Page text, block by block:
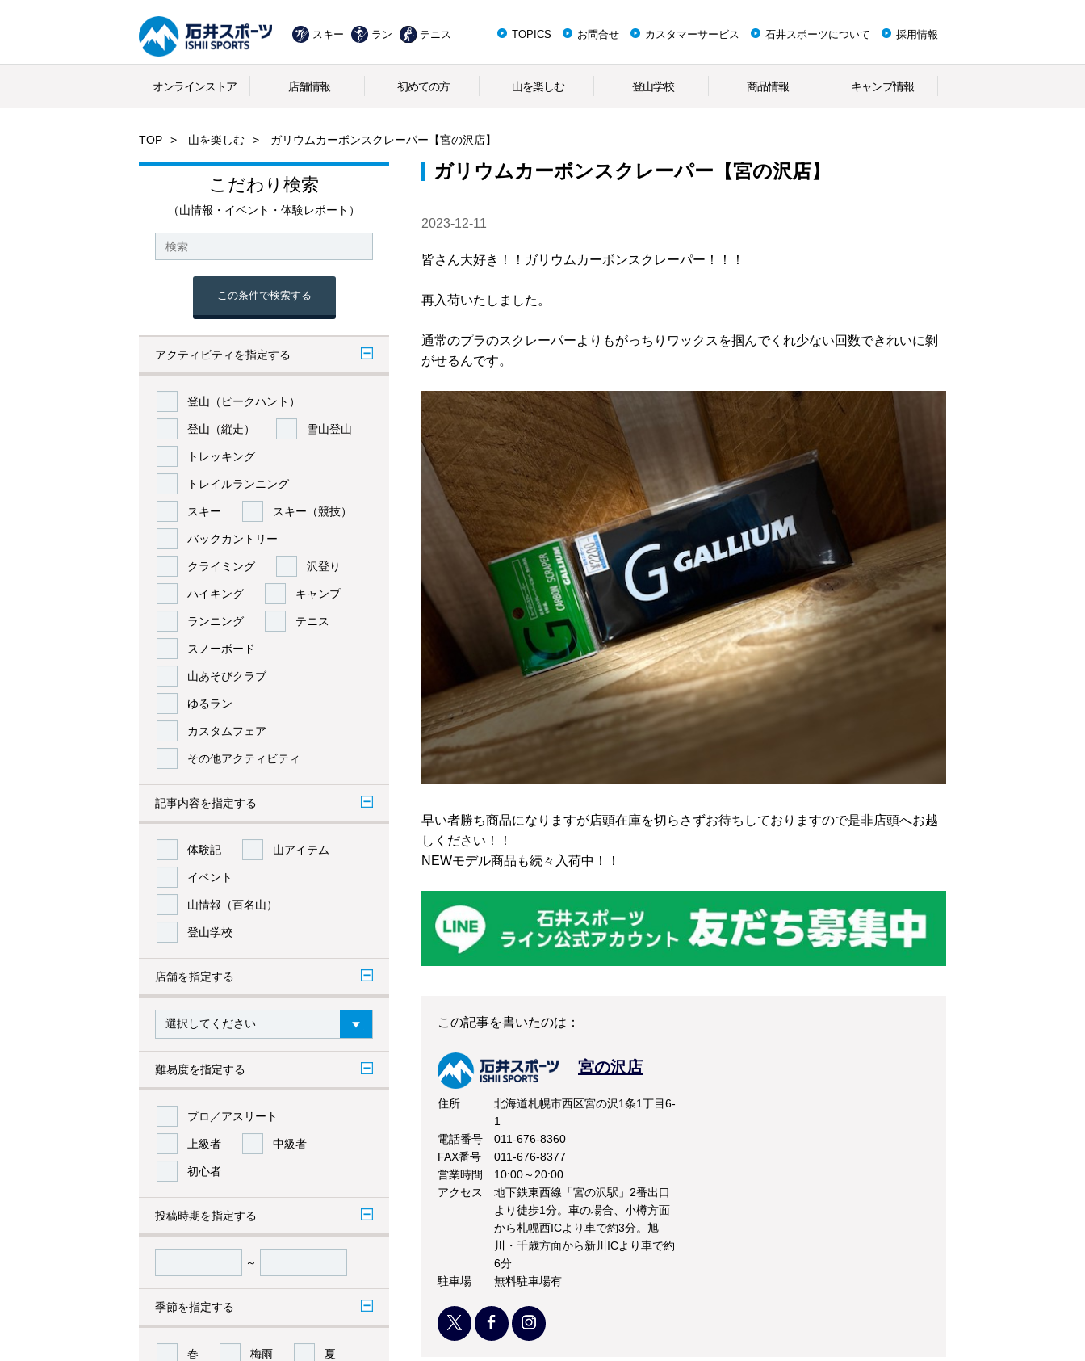
スキー ラン テニス TOPICS お問合せ カスタマーサービス 石井スポーツについて 採用情報
オンラインストア 店舗情報 初めての方 山を楽しむ 登山学校 商品情報 キャンプ情報
TOP 山を楽しむ ガリウムカーボンスクレーパー【宮の沢店】
こだわり検索
（山情報・イベント・体験レポート）
この条件で検索する
アクティビティを指定する
登山（ピークハント）
登山（縦走） 雪山登山
トレッキング
トレイルランニング
スキー スキー（競技）
バックカントリー
クライミング 沢登り
ハイキング キャンプ
ランニング テニス
スノーボード
山あそびクラブ
ゆるラン
カスタムフェア
その他アクティビティ
記事内容を指定する
体験記 山アイテム
イベント
山情報（百名山）
登山学校
店舗を指定する
難易度を指定する
プロ／アスリート
上級者 中級者
初心者
投稿時期を指定する
～
季節を指定する
春 梅雨 夏
ガリウムカーボンスクレーパー【宮の沢店】
2023-12-11
皆さん大好き！！ガリウムカーボンスクレーパー！！！
再入荷いたしました。
通常のプラのスクレーパーよりもがっちりワックスを掴んでくれ少ない回数できれいに剝
がせるんです。
早い者勝ち商品になりますが店頭在庫を切らさずお待ちしておりますので是非店頭へお越
しください！！
NEWモデル商品も続々入荷中！！
この記事を書いたのは：
宮の沢店
住所
北海道札幌市西区宮の沢1条1丁目6-
1
電話番号
011-676-8360
FAX番号
011-676-8377
営業時間
10:00～20:00
アクセス
地下鉄東西線「宮の沢駅」2番出口
より徒歩1分。車の場合、小樽方面
から札幌西ICより車で約3分。旭
川・千歳方面から新川ICより車で約
6分
駐車場
無料駐車場有